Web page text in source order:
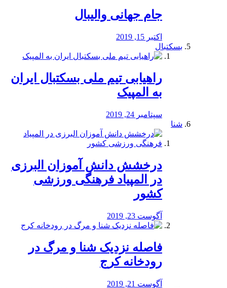
جام جهانی والیبال
اکتبر 15, 2019
بسکتبال
راهیابی تیم ملی بسکتبال ایران
به المپیک
سپتامبر 24, 2019
شنا
درخشش دانش آموزان البرزی
در المپیاد فرهنگی ورزشی
کشور
آگوست 23, 2019
️فاصله نزدیک شنا و مرگ در
رودخانه کرج
آگوست 21, 2019